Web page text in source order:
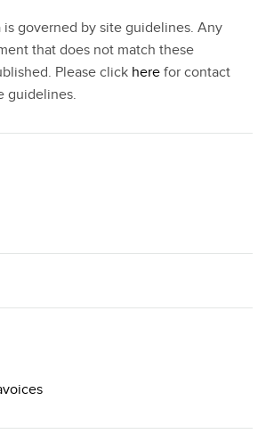
governed by site guidelines. Any
that does not match these
Please click here for contact
guidelines.